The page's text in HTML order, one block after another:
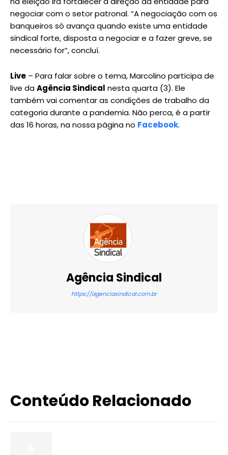
negociar com o setor patronal. “A negociação com os
banqueiros só avança quando existe uma entidade
sindical forte, disposta a negociar e a fazer greve, se
necessário for”, concluí.
Live – Para falar sobre o tema, Marcolino participa de
live daAgência Sindical nesta quarta (3). Ele
também vai comentar as condições de trabalho da
categoria durante a pandemia. Não perca, é a partir
das 16 horas, na nossa página no Facebook.
Agência Sindical
https://agenciasindical.com.br
Conteúdo Relacionado